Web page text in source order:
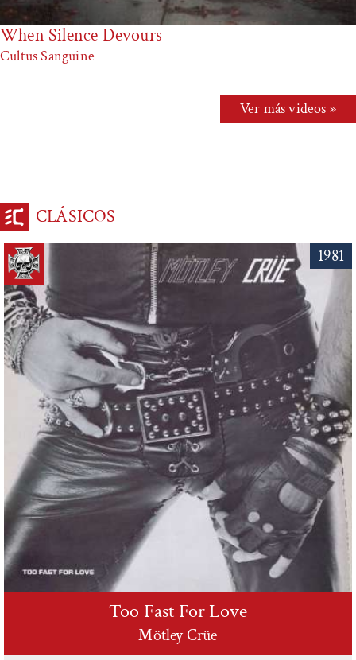
When Silence Devours
Cultus Sanguine
Ver más videos »
CLÁSICOS
Too Fast For Love
Mötley Crüe
1981